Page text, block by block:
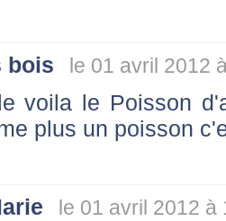
bois le 01 avril 2012
voila le Poisson
plus un poisson
le 01 avril 2012 à